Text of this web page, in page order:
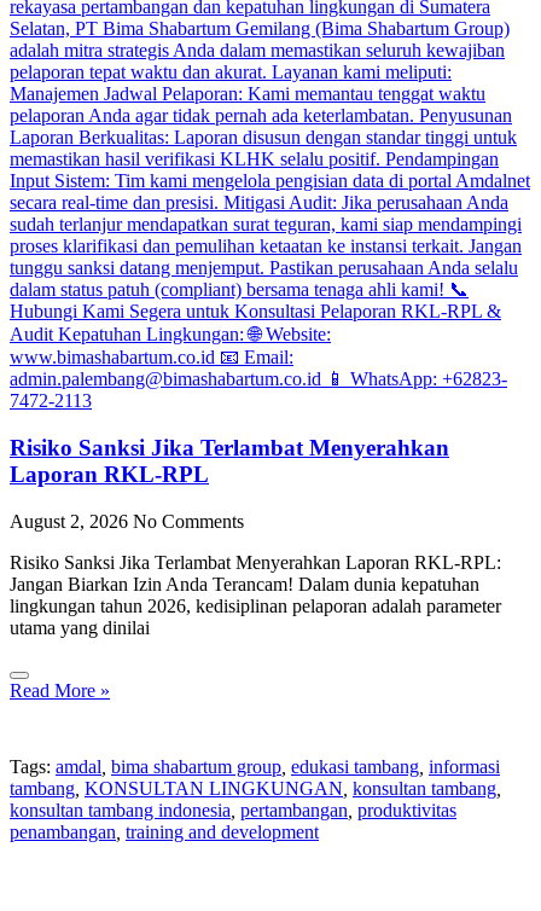
Risiko Sanksi Jika Terlambat Menyerahkan
Laporan RKL-RPL
August 2, 2026 No Comments
Risiko Sanksi Jika Terlambat Menyerahkan Laporan RKL-RPL:
Jangan Biarkan Izin Anda Terancam! Dalam dunia kepatuhan
lingkungan tahun 2026, kedisiplinan pelaporan adalah parameter
utama yang dinilai
Read More »
Tags: amdal bima shabartum group edukasi tambang informasi
tambang KONSULTAN LINGKUNGAN konsultan tambang
konsultan tambang indonesia pertambangan produktivitas
penambangan training and development